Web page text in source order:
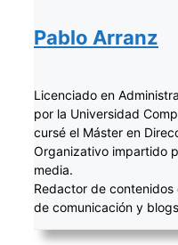
Pablo Arranz
Licenciado en
por la Universidad
cursé el Máster en
Organizativo impartido
media.
Redactor de
de comunicación y blogs